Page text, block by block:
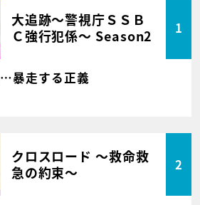
大追跡～警視庁ＳＳＢ
Ｃ強行犯係～ Season2
1
暴走する正義
クロスロード ～救命救
急の約束～
2